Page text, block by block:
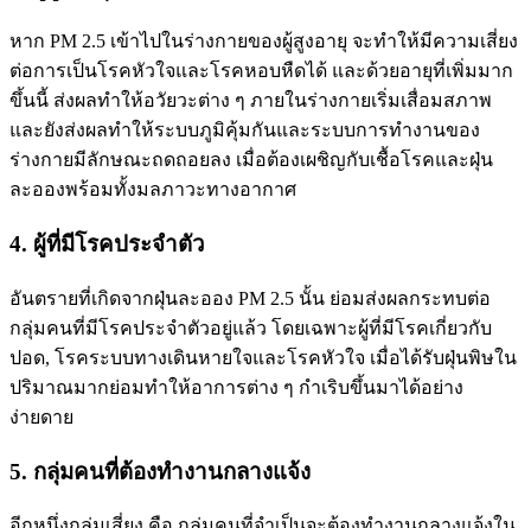
หาก PM 2.5 เข้าไปในร่างกายของผู้สูงอายุ จะทำให้มีความเสี่ยง
ต่อการเป็นโรคหัวใจและโรคหอบหืดได้ และด้วยอายุที่เพิ่มมาก
ขึ้นนี้ ส่งผลทำให้อวัยวะต่าง ๆ ภายในร่างกายเริ่มเสื่อมสภาพ
และยังส่งผลทำให้ระบบภูมิคุ้มกันและระบบการทำงานของ
ร่างกายมีลักษณะถดถอยลง เมื่อต้องเผชิญกับเชื้อโรคและฝุ่น
ละอองพร้อมทั้งมลภาวะทางอากาศ
4. ผู้ที่มีโรคประจำตัว
อันตรายที่เกิดจากฝุ่นละออง PM 2.5 นั้น ย่อมส่งผลกระทบต่อ
กลุ่มคนที่มีโรคประจำตัวอยู่แล้ว โดยเฉพาะผู้ที่มีโรคเกี่ยวกับ
ปอด, โรคระบบทางเดินหายใจและโรคหัวใจ เมื่อได้รับฝุ่นพิษใน
ปริมาณมากย่อมทำให้อาการต่าง ๆ กำเริบขึ้นมาได้อย่าง
ง่ายดาย
5. กลุ่มคนที่ต้องทำงานกลางแจ้ง